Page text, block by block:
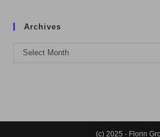
Archives
Archives
Select Month
(c) 2025 - Florin